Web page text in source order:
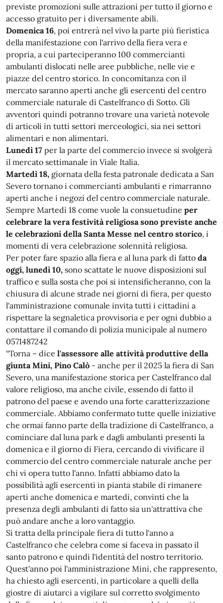
previste promozioni sulle attrazioni per tutto il giorno e
accesso gratuito per i diversamente abili.
Domenica 16, poi entrerà nel vivo la parte più fieristica
della manifestazione con l'arrivo della fiera vera e
propria, a cui parteciperanno 100 commercianti
ambulanti dislocati nelle aree pubbliche, nelle vie e
piazze del centro storico. In concomitanza con il
mercato saranno aperti anche gli esercenti del centro
commerciale naturale di Castelfranco di Sotto. Gli
avventori quindi potranno trovare una varietà notevole
di articoli in tutti settori merceologici, sia nei settori
alimentari e non alimentari.
Lunedì 17 per la parte del commercio invece si svolgerà
il mercato settimanale in Viale Italia.
Martedì 18, giornata della festa patronale dedicata a San
Severo tornano i commercianti ambulanti e rimarranno
aperti anche i negozi del centro commerciale naturale.
Sempre Martedì 18 come vuole la consuetudine per
celebrare la vera festività religiosa sono previste anche
le celebrazioni della Santa Messe nel centro storico, i
momenti di vera celebrazione solennità religiosa.
Per poter fare spazio alla fiera e al luna park di fatto da
oggi, lunedì 10, sono scattate le nuove disposizioni sul
traffico e sulla sosta che poi si intensificheranno, con la
chiusura di alcune strade nei giorni di fiera, per questo
l'amministrazione comunale invita tutti i cittadini a
rispettare la segnaletica provvisoria e per ogni dubbio a
contattare il comando di polizia municipale al numero
0571487242
“Torna – dice l'assessore alle attività produttive della
giunta Mini, Pino Calò - anche per il 2025 la fiera di San
Severo, una manifestazione storica per Castelfranco dal
valore religioso, ma anche civile, essendo di fatto il
patrono del paese e avendo una forte caratterizzazione
commerciale. Abbiamo confermato tutte quelle iniziative
che ormai fanno parte della tradizione di Castelfranco, a
cominciare dal luna park e dagli ambulanti presenti la
domenica e il giorno di Fiera, cercando di vivificare il
commercio del centro commerciale naturale anche per
chi vi opera tutto l'anno. Infatti abbiamo dato la
possibilità agli esercenti in pianta stabile di rimanere
aperti anche domenica e martedì, convinti che la
presenza degli ambulanti di fatto sia un'attrattiva che
può andare anche a loro vantaggio.
Si tratta della principale fiera di tutto l'anno a
Castelfranco che celebra come si faceva in passato il
santo patrono e quindi l'identità del nostro territorio.
Quest'anno poi l'amministrazione Mini, che rappresento,
ha chiesto agli esercenti, in particolare a quelli della
giostre di aiutarci a vigilare sul corretto svolgimento